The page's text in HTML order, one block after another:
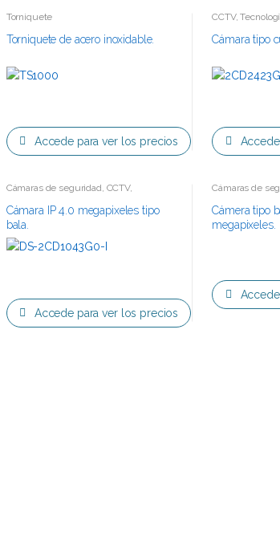
Torniquete
Torniquete de acero inoxidable.
Accede para ver los precios
CCTV,
Cámara tipo
Cámaras de seguridad, CCTV,
Cámara IP 4.0 megapixeles tipo
bala.
Accede para ver los precios
Cámaras de
Cámera tipo
megapixeles.